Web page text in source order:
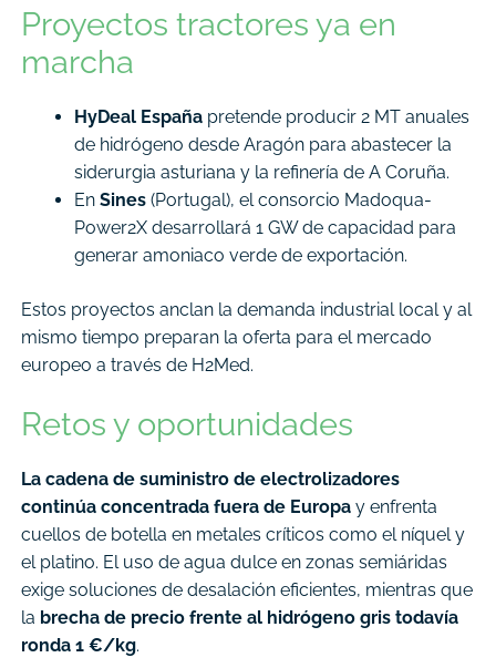
Proyectos tractores ya en
marcha
HyDeal Españapretende producir 2 MT anuales
de hidrógeno desde Aragón para abastecer la
siderurgia asturiana y la refinería de A Coruña.
En Sines(Portugal), el consorcio Madoqua-
Power2X desarrollará 1 GW de capacidad para
generar amoniaco verde de exportación.
Estos proyectos anclan la demanda industrial local y al
mismo tiempo preparan la oferta para el mercado
europeo a través de H2Med.
Retos y oportunidades
La cadena de suministro de electrolizadores
continúa concentrada fuera de Europay enfrenta
cuellos de botella en metales críticos como el níquel y
el platino. El uso de agua dulce en zonas semiáridas
exige soluciones de desalación eficientes, mientras que
la brecha de precio frente al hidrógeno gris todavía
ronda 1 €/kg.